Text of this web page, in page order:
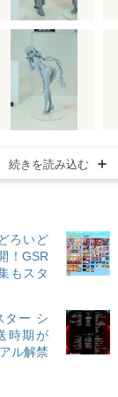
続きを読み込む
ろいど
！GSR
もスタ
ター シ
時期が
ル解禁